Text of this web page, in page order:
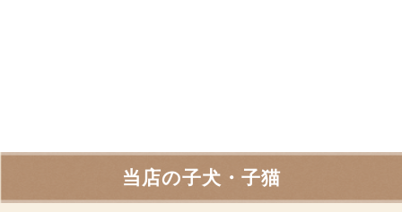
当店の子犬・子猫